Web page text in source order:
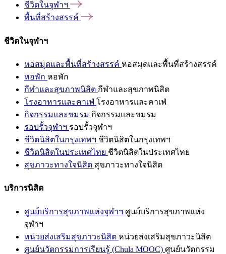
ชีวิตในจุฬาฯ
พื้นที่สร้างสรรค์
ชีวิตในจุฬาฯ
หอสมุดและพื้นที่สร้างสรรค์ หอสมุดและพื้นที่สร้างสรรค์
หอพัก หอพัก
กีฬาและสุขภาพนิสิต กีฬาและสุขภาพนิสิต
โรงอาหารและคาเฟ่ โรงอาหารและคาเฟ่
กิจกรรมและชมรม กิจกรรมและชมรม
รอบรั้วจุฬาฯ รอบรั้วจุฬาฯ
ชีวิตนิสิตในกรุงเทพฯ ชีวิตนิสิตในกรุงเทพฯ
ชีวิตนิสิตในประเทศไทย ชีวิตนิสิตในประเทศไทย
สุขภาวะทางใจนิสิต สุขภาวะทางใจนิสิต
บริการนิสิต
ศูนย์บริการสุขภาพแห่งจุฬาฯ ศูนย์บริการสุขภาพแห่ง
จุฬาฯ
หน่วยส่งเสริมสุขภาวะนิสิต หน่วยส่งเสริมสุขภาวะนิสิต
ศูนย์นวัตกรรมการเรียนรู้ (Chula MOOC) ศูนย์นวัตกรรม